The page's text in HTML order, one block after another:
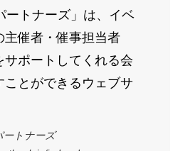
ートナーズ」は、イベ
主催者・催事担当者
サポートしてくれる会
ことができるウェブサ
ートナーズ